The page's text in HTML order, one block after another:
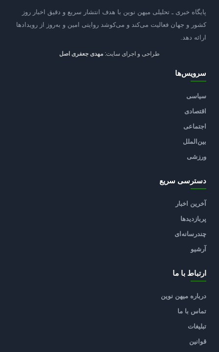
پایگاه خبری ـ تحلیلی میهن نوین با هدف انتشار سریع و دقیق اخبار روز
کشور و جهان فعالیت می‌کند و می‌کوشد روایتی امین و به‌روز از رویدادها
ارائه دهد.
طراحی و اجرای سایت: مهدی جعفری اصل
سرویس‌ها
سیاسی
اقتصادی
اجتماعی
بین‌الملل
ورزشی
دسترسی سریع
آخرین اخبار
پربازدیدها
چندرسانه‌ای
آرشیو
ارتباط با ما
درباره میهن نوین
تماس با ما
تبلیغات
قوانین